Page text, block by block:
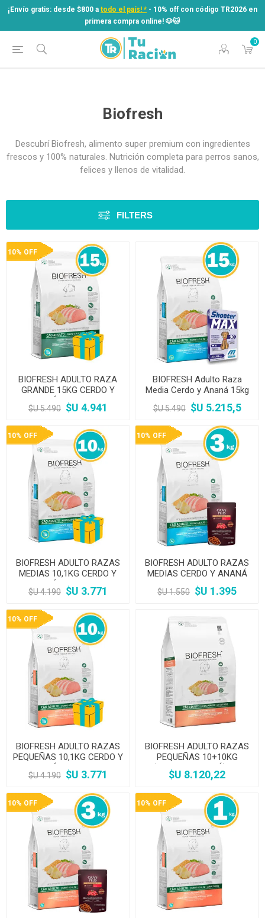
¡Envío gratis: desde $800 a todo el país! * - 10% off con código TR2026 en
primera compra online! ​🐶​🐱
0
¡Envío gratis: desde $800 atodo el país! *
- 10% off con código TR2026 en
primera compra online! ​🐶​🐱
Biofresh
Descubrí Biofresh, alimento super premium con ingredientes
frescos y 100% naturales. Nutrición completa para perros sanos,
felices y llenos de vitalidad.
FILTERS
10% OFF
BIOFRESH ADULTO RAZA
GRANDE 15KG CERDO Y
ANANÁ + REGALO A
ELECCIÓN
$U 5.490 $U 4.941
BIOFRESH Adulto Raza
Media Cerdo y Ananá 15kg
+ Pipeta Shooter 20 a 40
$U 5.490 $U 5.215,5
10% OFF
BIOFRESH ADULTO RAZAS
MEDIAS 10,1KG CERDO Y
ANANÁ + REGALO A
ELECCIÓN
$U 4.190 $U 3.771
10% OFF
BIOFRESH ADULTO RAZAS
MEDIAS CERDO Y ANANÁ
3KG + Salsa Gran Plus
$U 1.550 $U 1.395
10% OFF
BIOFRESH ADULTO RAZAS
PEQUEÑAS 10,1KG CERDO Y
ANANÁ + REGALO A
ELECCIÓN
$U 4.190 $U 3.771
BIOFRESH ADULTO RAZAS
PEQUEÑAS 10+10KG
(CERDO Y ANANÁ) KIT
$U 8.120,22
10% OFF 10% OFF